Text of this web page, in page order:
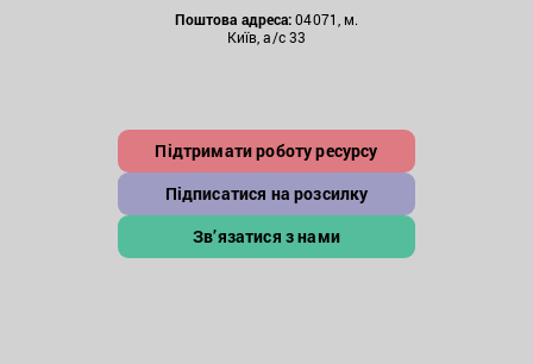
Поштова адреса:04071, м.
Київ, а/с 33
Підтримати роботу ресурсу
Підписатися на розсилку
Зв’язатися з нами